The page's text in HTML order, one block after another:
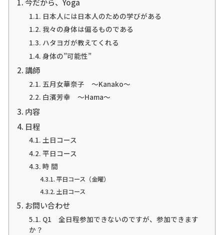
日本人には日本人のための学びがある
我々の身体は偏るものである
ハタヨガが教えてくれる
身体の”可能性”
講師
五月女華奈子 〜Kanako〜
白濱芳幸 〜Hama〜
内容
日程
土日コース
平日コース
時 間
平日コース（金曜）
土日コース
お問い合わせ
Q1 全日程参加できないのですが、参加できます
か？